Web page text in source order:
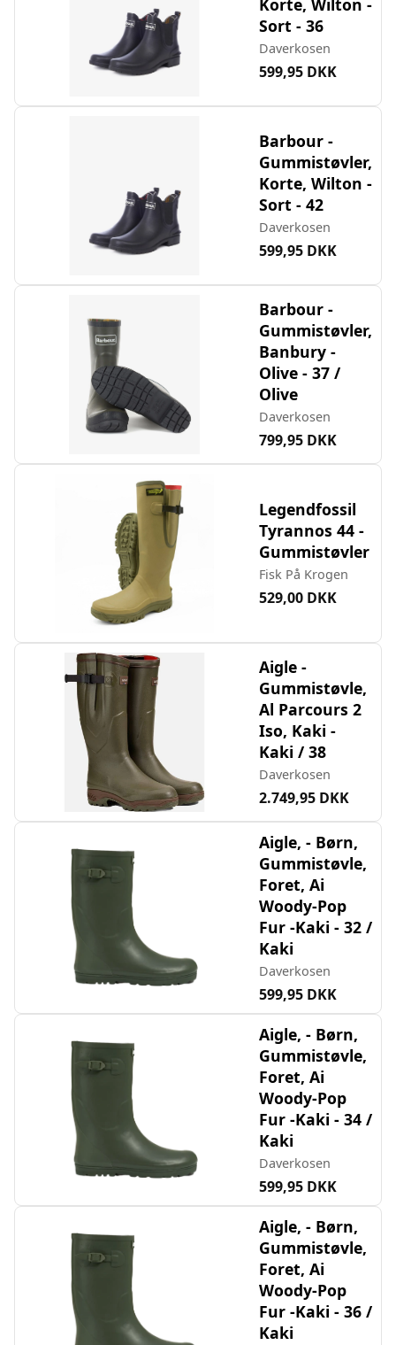
Korte, Wilton -
Sort - 36
Daverkosen
599,95 DKK
Barbour -
Gummistøvler,
Korte, Wilton -
Sort - 42
Daverkosen
599,95 DKK
Barbour -
Gummistøvler,
Banbury -
Olive - 37 /
Olive
Daverkosen
799,95 DKK
Legendfossil
Tyrannos 44 -
Gummistøvler
Fisk På Krogen
529,00 DKK
Aigle -
Gummistøvle,
Al Parcours 2
Iso, Kaki -
Kaki / 38
Daverkosen
2.749,95 DKK
Aigle, - Børn,
Gummistøvle,
Foret, Ai
Woody-Pop
Fur -Kaki - 32 /
Kaki
Daverkosen
599,95 DKK
Aigle, - Børn,
Gummistøvle,
Foret, Ai
Woody-Pop
Fur -Kaki - 34 /
Kaki
Daverkosen
599,95 DKK
Aigle, - Børn,
Gummistøvle,
Foret, Ai
Woody-Pop
Fur -Kaki - 36 /
Kaki